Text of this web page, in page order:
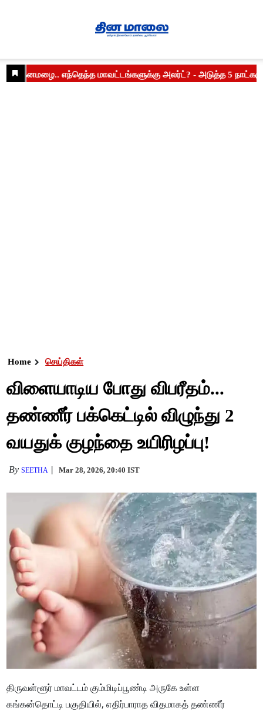
Home செய்திகள்
விளையாடிய போது விபரீதம்...
தண்ணீர் பக்கெட்டில் விழுந்து 2
வயதுக் குழந்தை உயிரிழப்பு!
BySEETHA Mar 28, 2026, 20:40 IST
திருவள்ளூர் மாவட்டம் கும்மிடிப்பூண்டி அருகே உள்ள
கங்கன்தொட்டி பகுதியில், எதிர்பாராத விதமாகத் தண்ணீர்